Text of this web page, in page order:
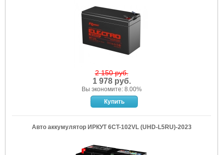
2 150 руб.
1 978 руб.
Вы экономите: 8.00%
Авто аккумулятор ИРКУТ 6CT-102VL (UHD-L5RU)-2023